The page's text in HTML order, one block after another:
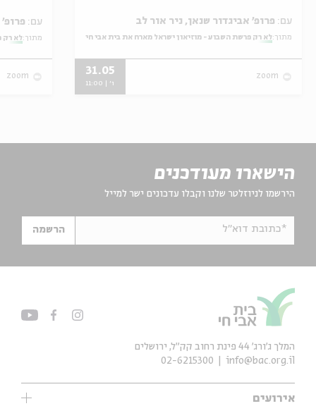
עם:
מתוך: לא רק פרשת השבוע - מוזיאון ישראל מארח את בית אבי חי
zoom
31.05
ו' | 11:00
עם:
מתוך: לא רק
zoom
הישארו מעודכנים
הירשמו לניוזלטר שלנו וקבלו עדכונים ישר למייל
*כתובת דוא"ל הרשמה
אירועים
המלך ג'ורג' 44 פינת רחוב קק״ל, ירושלים
info@bac.org.il
02-6215300